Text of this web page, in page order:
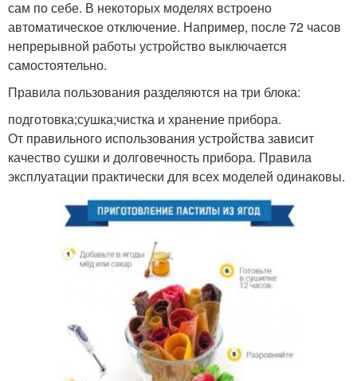
сам по себе. В некоторых моделях встроено
автоматическое отключение. Например, после 72 часов
непрерывной работы устройство выключается
самостоятельно.
Правила пользования разделяются на три блока:
подготовка;сушка;чистка и хранение прибора.
От правильного использования устройства зависит
качество сушки и долговечность прибора. Правила
эксплуатации практически для всех моделей одинаковы.